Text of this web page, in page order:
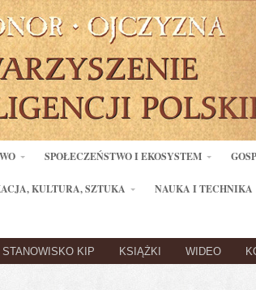
SPOŁECZEŃSTWO I EKOSYSTEM
KULTURA, SZTUKA NAUKA I TECHNIKA
STANOWISKO KIP KSIĄŻKI WIDEO